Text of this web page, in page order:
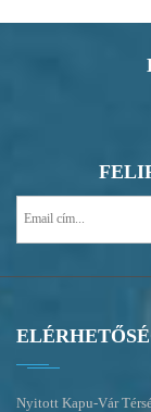
Nyitott Kapu-Vár